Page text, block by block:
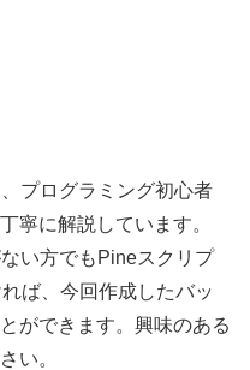
プログラミング初心者
寧に解説しています。
い方でもPineスクリプ
ば、今回作成したバッ
ができます。興味のある
い。